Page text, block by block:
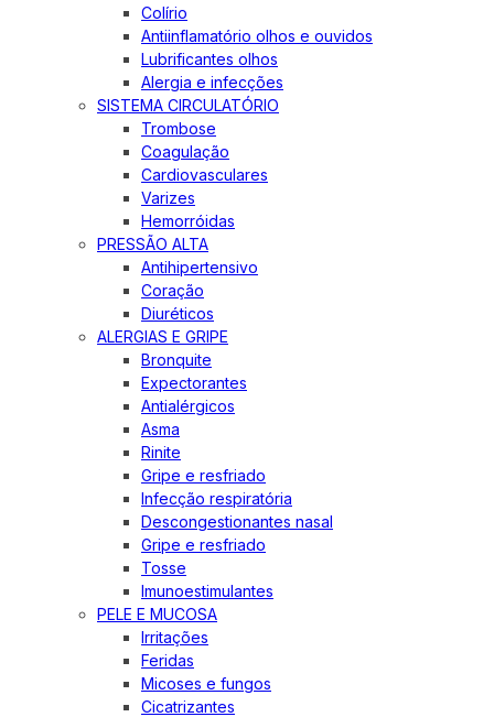
Colírio
Antiinflamatório olhos e ouvidos
Lubrificantes olhos
Alergia e infecções
SISTEMA CIRCULATÓRIO
Trombose
Coagulação
Cardiovasculares
Varizes
Hemorróidas
PRESSÃO ALTA
Antihipertensivo
Coração
Diuréticos
ALERGIAS E GRIPE
Bronquite
Expectorantes
Antialérgicos
Asma
Rinite
Gripe e resfriado
Infecção respiratória
Descongestionantes nasal
Gripe e resfriado
Tosse
Imunoestimulantes
PELE E MUCOSA
Irritações
Feridas
Micoses e fungos
Cicatrizantes